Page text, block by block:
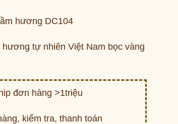
hương DC104
tự nhiên Việt Nam bọc vàng
đơn hàng >1triệu
kiểm tra, thanh toán